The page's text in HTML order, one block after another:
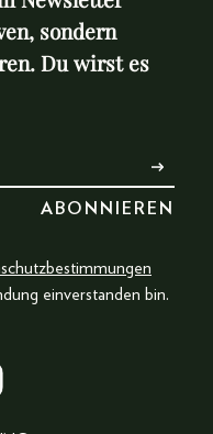
sondern
Du wirst es
einverstanden bin.